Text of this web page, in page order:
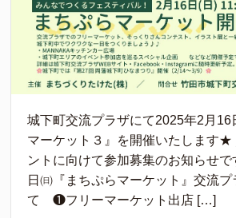
城下町交流プラザにて2025年2月16
マーケット３』を開催いたします★
ントに向けて参加募集のお知らせ
日㈰『まちぷらマーケット』交流プ
て ❶フリーマーケット出店 […]